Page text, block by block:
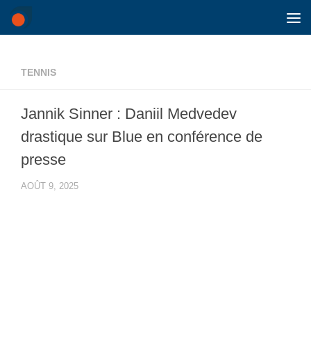
Skip to content
TENNIS
Jannik Sinner : Daniil Medvedev
drastique sur Blue en conférence de
presse
AOÛT 9, 2025